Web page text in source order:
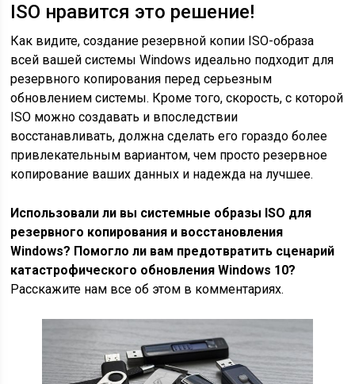
ISO нравится это решение!
Как видите, создание резервной копии ISO-образа
всей вашей системы Windows идеально подходит для
резервного копирования перед серьезным
обновлением системы. Кроме того, скорость, с которой
ISO можно создавать и впоследствии
восстанавливать, должна сделать его гораздо более
привлекательным вариантом, чем просто резервное
копирование ваших данных и надежда на лучшее.
Использовали ли вы системные образы ISO для
резервного копирования и восстановления
Windows? Помогло ли вам предотвратить сценарий
катастрофического обновления Windows 10?
Расскажите нам все об этом в комментариях.